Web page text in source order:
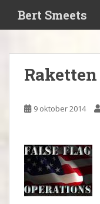
i
Bert Smeets
9 oktober 2014